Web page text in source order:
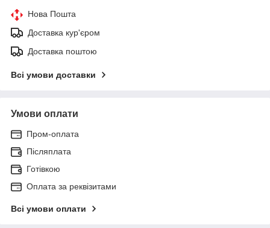
Нова Пошта
Доставка кур'єром
Доставка поштою
Всі умови доставки
Умови оплати
Пром-оплата
Післяплата
Готівкою
Оплата за реквізитами
Всі умови оплати